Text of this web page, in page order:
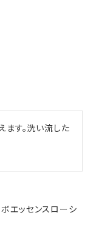
ます。洗い流した
ボエッセンスローシ